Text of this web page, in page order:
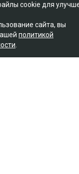
сетях
cookie для
сайта, вы
политикой